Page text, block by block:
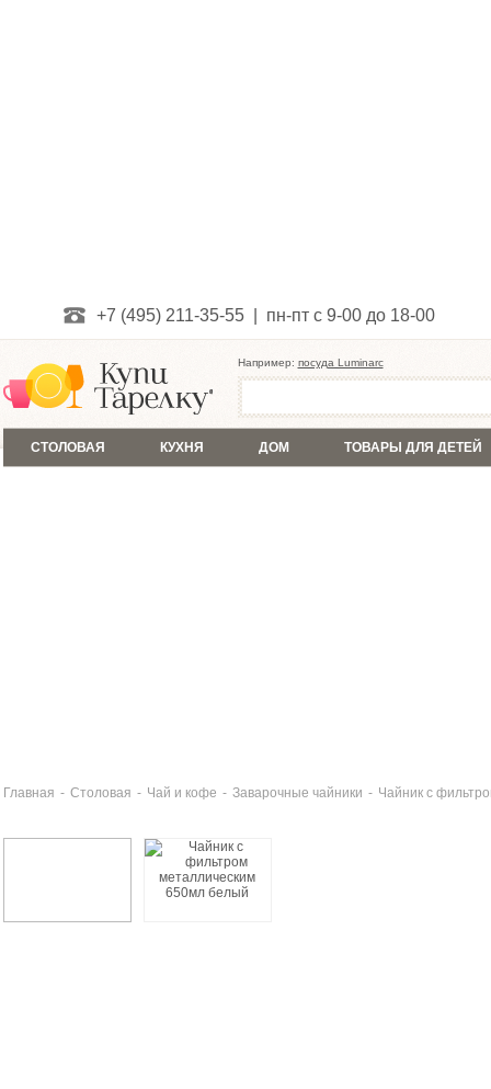
+7 (495) 211-35-55 | пн-пт с 9-00 до 18-00
Например: посуда Luminarc
СТОЛОВАЯ КУХНЯ ДОМ ТОВАРЫ ДЛЯ ДЕТЕЙ
Главная - Столовая - Чай и кофе - Заварочные чайники - Чайник с